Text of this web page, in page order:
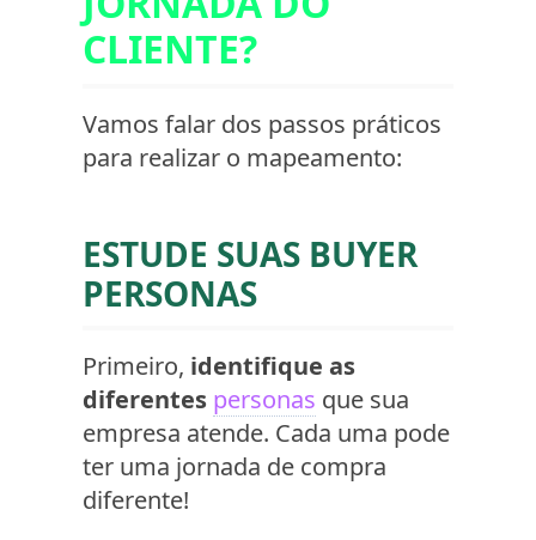
CLIENTE?
Vamos falar dos passos práticos
para realizar o mapeamento:
ESTUDE SUAS BUYER
PERSONAS
Primeiro, identifique as
diferentes personas que sua
empresa atende. Cada uma pode
ter uma jornada de compra
diferente!